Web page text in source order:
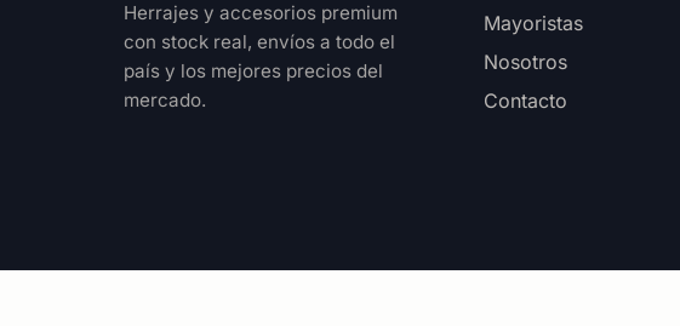
Herrajes y accesorios premium
con stock real, envíos a todo el
país y los mejores precios del
mercado.
Mayoristas
Nosotros
Contacto